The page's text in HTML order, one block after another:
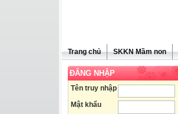
Trang chủ SKKN Mầm non
ĐĂNG NHẬP
Tên truy nhập
Mật khẩu